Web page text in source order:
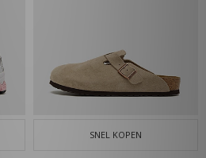
SNEL KOPEN